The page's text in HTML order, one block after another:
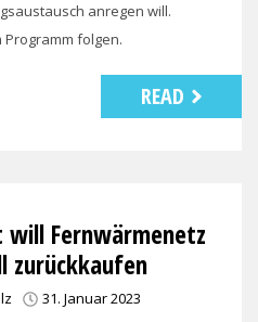
anregen will.
folgen.
READ
will Fernwärmenetz
zurückkaufen
31. Januar 2023